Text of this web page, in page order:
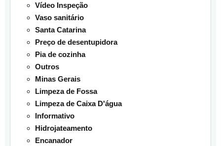
Vídeo Inspeção
Vaso sanitário
Santa Catarina
Preço de desentupidora
Pia de cozinha
Outros
Minas Gerais
Limpeza de Fossa
Limpeza de Caixa D'água
Informativo
Hidrojateamento
Encanador